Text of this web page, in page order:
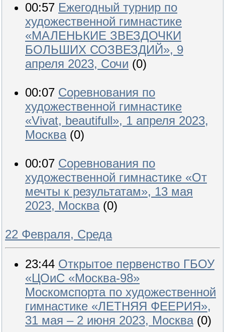
00:57 Ежегодный турнир по
художественной гимнастике
«МАЛЕНЬКИЕ ЗВЕЗДОЧКИ
БОЛЬШИХ СОЗВЕЗДИЙ», 9
апреля 2023, Сочи (0)
00:07 Соревнования по
художественной гимнастике
«Vivat, beautifull», 1 апреля 2023,
Москва (0)
00:07 Соревнования по
художественной гимнастике «От
мечты к результатам», 13 мая
2023, Москва (0)
22 Февраля, Среда
23:44 Открытое первенство ГБОУ
«ЦОиС «Москва-98»
Москомспорта по художественной
гимнастике «ЛЕТНЯЯ ФЕЕРИЯ»,
31 мая ‒ 2 июня 2023, Москва (0)